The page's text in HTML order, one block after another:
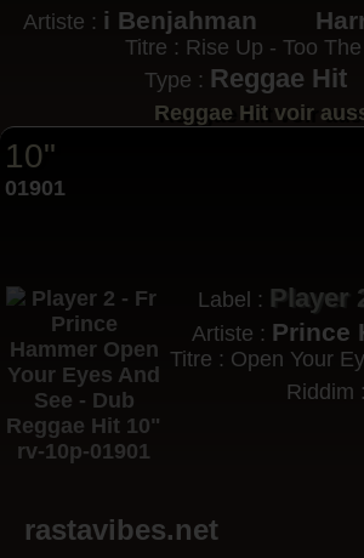
Artiste : i Benjahman
Titre : Rise Up - Too
Type : Reggae Hit
Reggae Hit voir
10"
01901
Label : Player
Artiste : Prince
Titre : Open Your
Riddim :
rastavibes.net